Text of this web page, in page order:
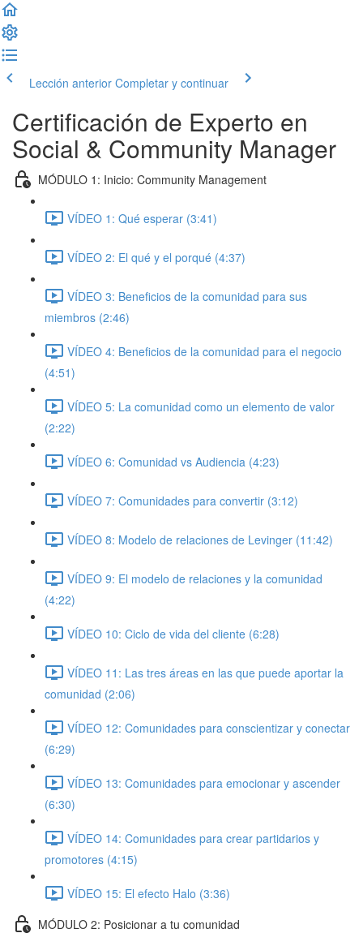
Lección anterior Completar y continuar
Certificación de Experto en
Social & Community Manager
MÓDULO 1: Inicio: Community Management
VÍDEO 1: Qué esperar (3:41)
VÍDEO 2: El qué y el porqué (4:37)
VÍDEO 3: Beneficios de la comunidad para sus
miembros (2:46)
VÍDEO 4: Beneficios de la comunidad para el negocio
(4:51)
VÍDEO 5: La comunidad como un elemento de valor
(2:22)
VÍDEO 6: Comunidad vs Audiencia (4:23)
VÍDEO 7: Comunidades para convertir (3:12)
VÍDEO 8: Modelo de relaciones de Levinger (11:42)
VÍDEO 9: El modelo de relaciones y la comunidad
(4:22)
VÍDEO 10: Ciclo de vida del cliente (6:28)
VÍDEO 11: Las tres áreas en las que puede aportar la
comunidad (2:06)
VÍDEO 12: Comunidades para conscientizar y conectar
(6:29)
VÍDEO 13: Comunidades para emocionar y ascender
(6:30)
VÍDEO 14: Comunidades para crear partidarios y
promotores (4:15)
VÍDEO 15: El efecto Halo (3:36)
MÓDULO 2: Posicionar a tu comunidad